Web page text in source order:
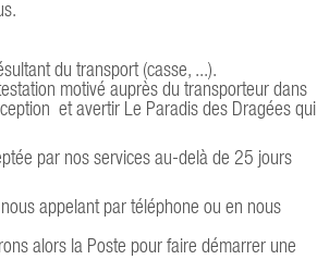
du transport (casse, ...).
motivé auprès du transporteur dans
et avertir Le Paradis des Dragées qui
par nos services au-delà de 25 jours
appelant par téléphone ou en nous
alors la Poste pour faire démarrer une